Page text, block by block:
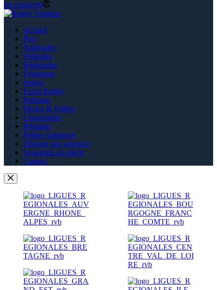
Se connecter
Accueil
Pros
Nationales
Fédérales
Régionales
Féminines
Jeunes
Esprit Rugby
Podcasts
Photos & Vidéos
Classements
Résultats
Petites Annonces
Déposer une annonce
Soumettre un article
Contact